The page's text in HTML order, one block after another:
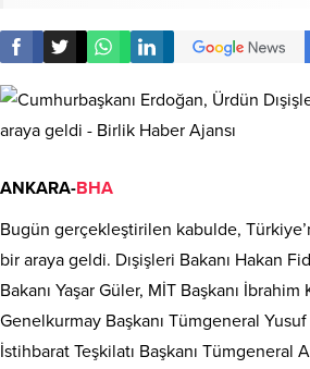
ANKARA-BHA
Bugün gerçekleştirilen kabulde,
bir araya geldi. Dışişleri Bakanı Hakan
Bakanı Yaşar Güler, MİT Başkanı İbrahim
Genelkurmay Başkanı Tümgeneral
İstihbarat Teşkilatı Başkanı Tümgeneral